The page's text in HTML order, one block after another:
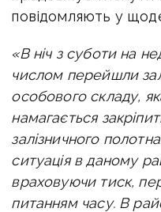
повідомляють у
«В ніч з суботи на
числом перейшли
особового складу,
намагається
залізничного
ситуація в даному
враховуючи тиск,
питанням часу. В